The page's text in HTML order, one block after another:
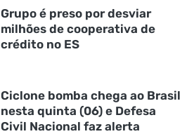
Grupo é preso por desviar
milhões de cooperativa de
crédito no ES
Ciclone bomba chega ao Brasil
nesta quinta (06) e Defesa
Civil Nacional faz alerta